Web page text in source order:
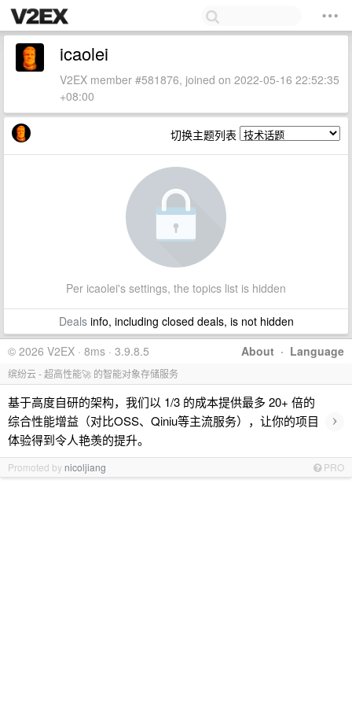
icaolei
V2EX member #581876, joined on 2022-05-16 22:52:35
+08:00
切换主题列表
Per icaolei's settings, the topics list is hidden
Dealsinfo, including closed deals, is not hidden
About · Language
© 2026 V2EX · 8ms · 3.9.8.5
缤纷云 - 超高性能🚀 的智能对象存储服务
基于高度自研的架构，我们以 1/3 的成本提供最多 20+ 倍的
综合性能增益（对比OSS、Qiniu等主流服务），让你的项目
体验得到令人艳羡的提升。
›
Promoted by nicoljiang PRO